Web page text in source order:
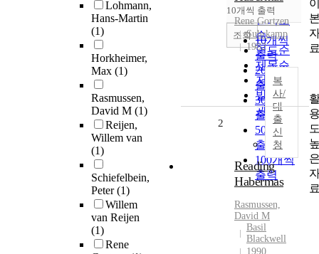
Lohmann,
Hans-Martin
(1)
Horkheimer,
Max (1)
Rasmussen,
David M (1)
Reijen,
Willem van
(1)
Schiefelbein,
Peter(1)
Willem
van Reijen
(1)
Rene
순
인기도
순
연도순
제목순
저자순
발행기
관순
내림차순
10개씩 출력
10개씩
출력
20개씩
출력
30개씩
출력
50개씩
출력
100개씩
출력
조회
Rene Gortzen
Suhrkamp
1982
복
사/
대
출
신
청
2
Reading
Habermas
Rasmussen,
David M
Basil
Blackwell
1990